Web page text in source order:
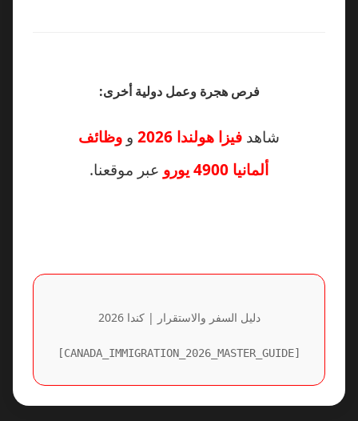
فرص هجرة وعمل دولية أخرى:
شاهدفيزا هولندا 2026 و وظائف
ألمانيا 4900 يورو
عبر موقعنا.
دليل السفر والاستقرار | كندا 2026